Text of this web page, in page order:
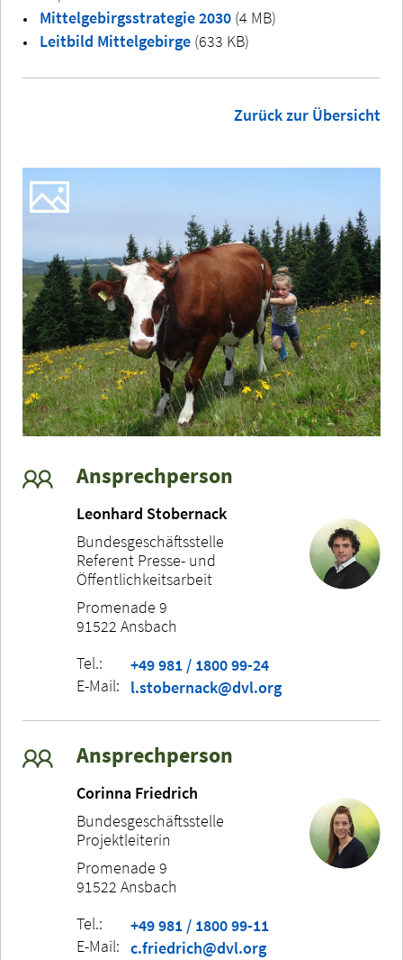
Mittelgebirgsstrategie 2030 (4 MB)
Leitbild Mittelgebirge (633 KB)
Zurück zur Übersicht
Ansprechperson
Leonhard Stobernack
Bundesgeschäftsstelle
Referent Presse- und
Öffentlichkeitsarbeit
Promenade 9
91522 Ansbach
Tel.:
+49 981 / 1800 99-24
E-Mail:
l.stobernack@dvl.org
Ansprechperson
Corinna Friedrich
Bundesgeschäftsstelle
Projektleiterin
Promenade 9
91522 Ansbach
Tel.:
+49 981 / 1800 99-11
E-Mail: c.friedrich@dvl.org